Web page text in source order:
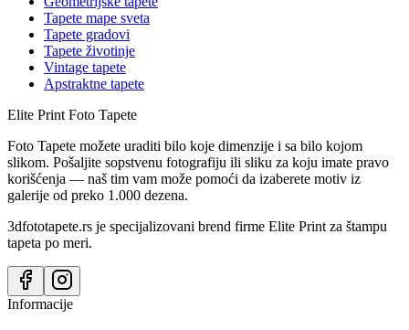
Tapete mape sveta
Tapete gradovi
Tapete životinje
Vintage tapete
Apstraktne tapete
Elite Print Foto Tapete
Foto Tapete možete uraditi bilo koje dimenzije i sa bilo kojom
slikom. Pošaljite sopstvenu fotografiju ili sliku za koju imate pravo
korišćenja — naš tim vam može pomoći da izaberete motiv iz
galerije od preko 1.000 dezena.
3dfototapete.rs je specijalizovani brend firme Elite Print za štampu
tapeta po meri.
Informacije